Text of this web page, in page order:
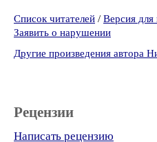
Список читателей / Версия для
Заявить о нарушении
Другие произведения автора
Рецензии
Написать рецензию